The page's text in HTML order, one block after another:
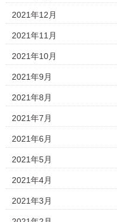
2021年12月
2021年11月
2021年10月
2021年9月
2021年8月
2021年7月
2021年6月
2021年5月
2021年4月
2021年3月